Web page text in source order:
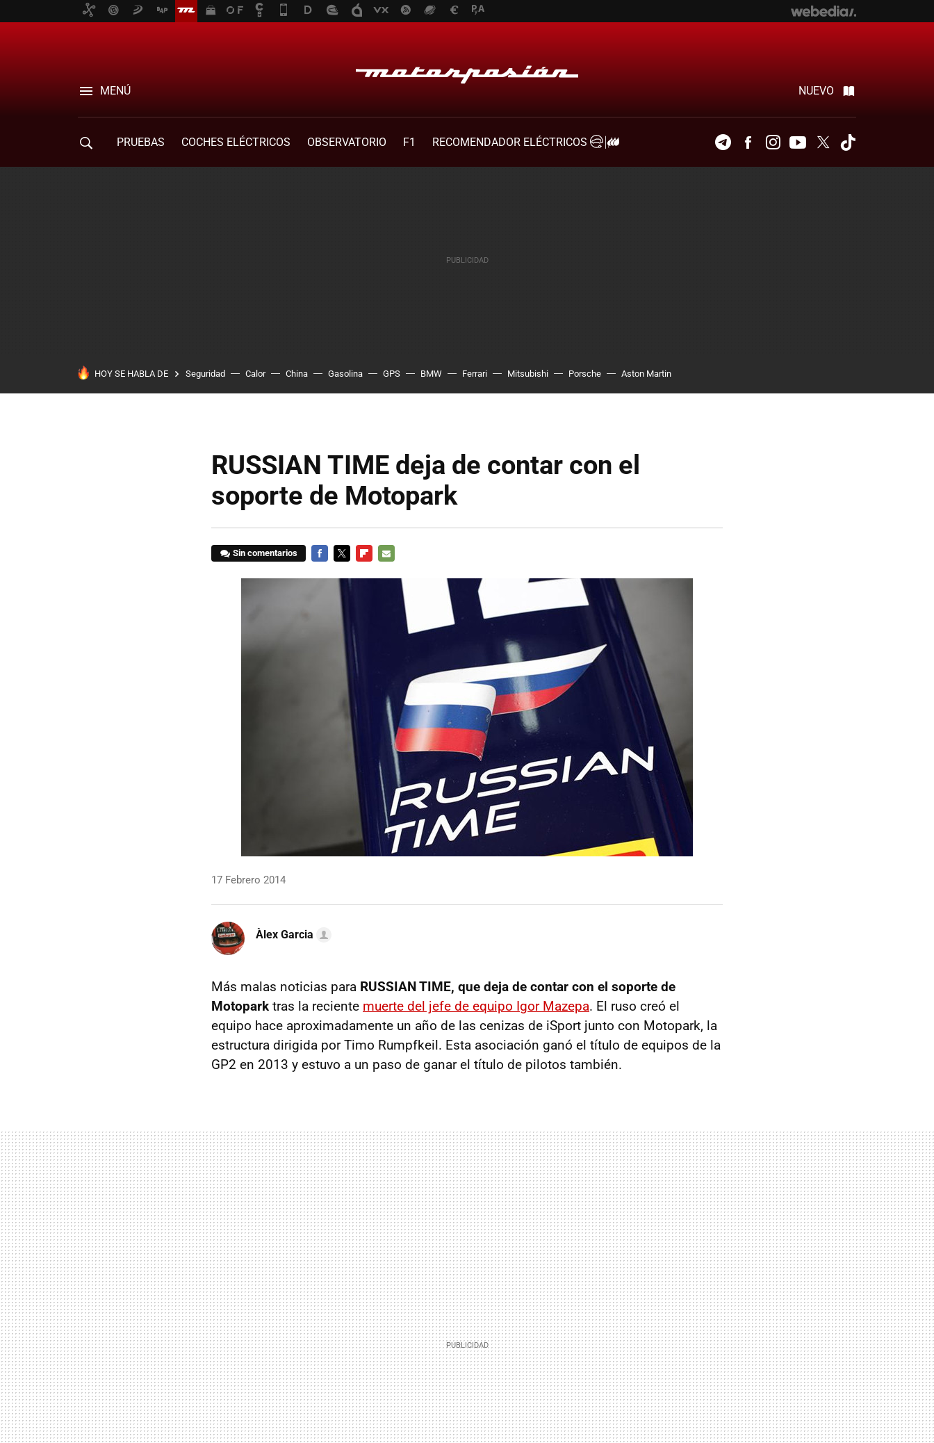
MENÚ NUEVO
PRUEBAS COCHES ELÉCTRICOS OBSERVATORIO F1
RECOMENDADOR ELÉCTRICOS
TelegramFacebookInstagramYoutubeTwitter
HOY SE HABLA DE Seguridad Calor China Gasolina GPS BMW Ferrari Mitsubishi Porsche Aston Martin
RUSSIAN TIME deja de contar con el
soporte de Motopark
Sin comentarios
17 Febrero 2014
Àlex Garcia
Más malas noticias para RUSSIAN TIME, que deja de contar con el soporte de
Motopark tras la reciente muerte del jefe de equipo Igor Mazepa. El ruso creó el
equipo hace aproximadamente un año de las cenizas de iSport junto con Motopark, la
estructura dirigida por Timo Rumpfkeil. Esta asociación ganó el título de equipos de la
GP2 en 2013 y estuvo a un paso de ganar el título de pilotos también.